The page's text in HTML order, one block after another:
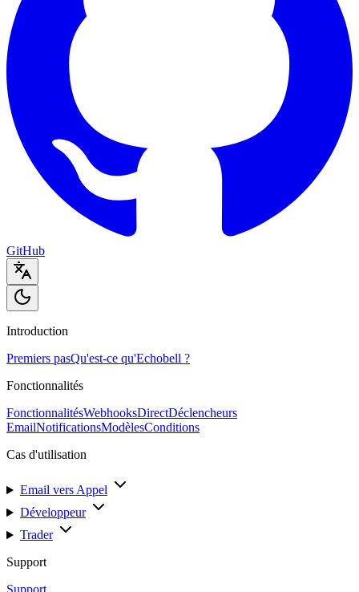
GitHub
Introduction
Premiers pasQu'est-ce qu'Echobell ?
Fonctionnalités
FonctionnalitésWebhooksDirectDéclencheurs
EmailNotificationsModèlesConditions
Cas d'utilisation
Email vers Appel
Développeur
Trader
Support